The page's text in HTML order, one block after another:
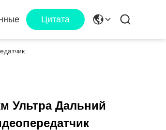
Цитата
Ультра Дальний